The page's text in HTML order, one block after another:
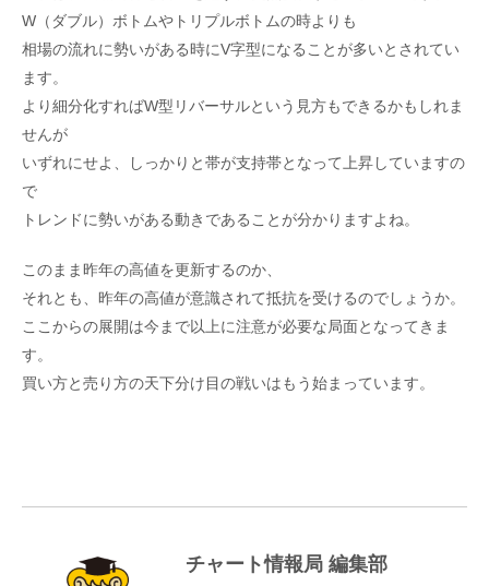
W（ダブル）ボトムやトリプルボトムの時よりも
相場の流れに勢いがある時にV字型になることが多いとされてい
ます。
より細分化すればW型リバーサルという見方もできるかもしれま
せんが
いずれにせよ、しっかりと帯が支持帯となって上昇していますの
で
トレンドに勢いがある動きであることが分かりますよね。
このまま昨年の高値を更新するのか、
それとも、昨年の高値が意識されて抵抗を受けるのでしょうか。
ここからの展開は今まで以上に注意が必要な局面となってきま
す。
買い方と売り方の天下分け目の戦いはもう始まっています。
チャート情報局 編集部